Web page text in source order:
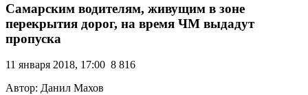
Самарским водителям, живущим в зоне
перекрытия дорог, на время ЧМ выдадут
пропуска
11 января 2018, 17:00 8 816
Автор: Данил Махов